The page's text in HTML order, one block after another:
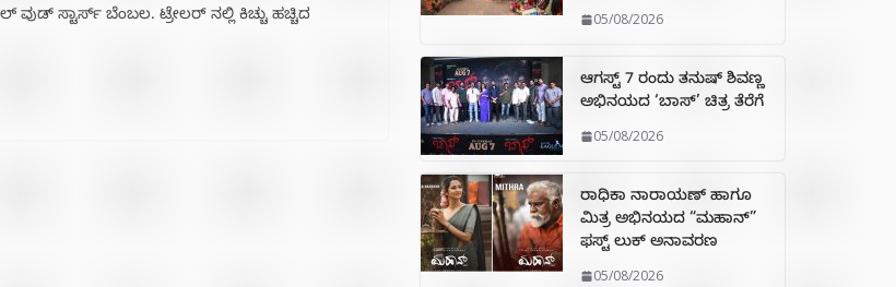
ಸ್ಟಾರ್ಸ್ ಬೆಂಬಲ. ಟ್ರೇಲರ್ ನಲ್ಲಿ ಕಿಚ್ಚು ಹಚ್ಚಿದ
05/08/2026
ಆಗಸ್ಟ್ 7 ರಂದು ತನುಷ್ ಶಿವಣ್ಣ
ಅಭಿನಯದ ‘ಬಾಸ್’ ಚಿತ್ರ ತೆರೆಗೆ
05/08/2026
ರಾಧಿಕಾ ನಾರಾಯಣ್ ಹಾಗೂ
ಮಿತ್ರ ಅಭಿನಯದ “ಮಹಾನ್”
ಫಸ್ಟ್ ಲುಕ್ ಅನಾವರಣ
05/08/2026